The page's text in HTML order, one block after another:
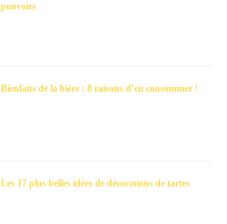
pouvoirs
Bienfaits de la bière : 8 raisons d’en consommer !
Les 17 plus belles idées de décorations de tartes